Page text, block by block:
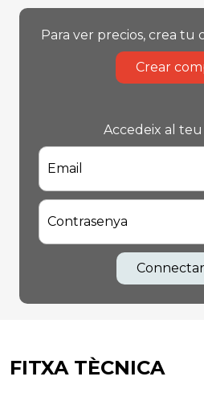
Para ver precios, crea tu
Crear
Accedeix al
Email
Contrasenya
FITXA TÈCNICA